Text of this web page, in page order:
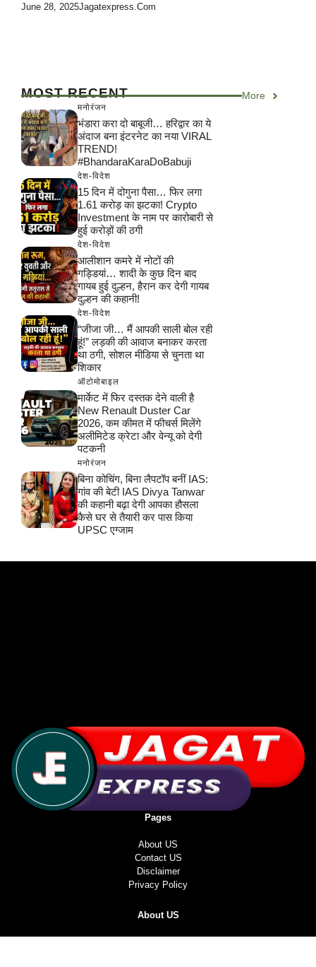
June 28, 2025Jagatexpress.com
MOST RECENT More
मनोरंजन
भंडारा करा दो बाबूजी… हरिद्वार का ये
अंदाज बना इंटरनेट का नया VIRAL
TREND!
#BhandaraKaraDoBabuji
देश-विदेश
15 दिन में दोगुना पैसा… फिर लगा
1.61 करोड़ का झटका! Crypto
Investment के नाम पर कारोबारी से
हुई करोड़ों की ठगी
देश-विदेश
आलीशान कमरे में नोटों की
गड्डियां… शादी के कुछ दिन बाद
गायब हुई दुल्हन, हैरान कर देगी गायब
दुल्हन की कहानी!
देश-विदेश
“जीजा जी… मैं आपकी साली बोल रही
हूं!” लड़की की आवाज बनाकर करता
था ठगी, सोशल मीडिया से चुनता था
शिकार
ऑटोमोबाइल
मार्केट में फिर दस्तक देने वाली है
New Renault Duster Car
2026, कम कीमत में फीचर्स मिलेंगे
अलीमिटेड क्रेटा और वेन्यू को देगी
पटकनी
मनोरंजन
बिना कोचिंग, बिना लैपटॉप बनीं IAS:
गांव की बेटी IAS Divya Tanwar
की कहानी बढ़ा देगी आपका हौसला
कैसे घर से तैयारी कर पास किया
UPSC एग्जाम
Pages
About US
Contact US
Disclaimer
Privacy Policy
About US